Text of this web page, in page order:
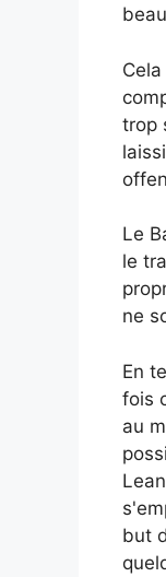
trop
Le
le
ne
En
fois
au
but